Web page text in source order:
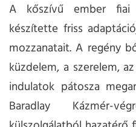
A kőszívű ember fiai
készítette friss
mozzanatait. A regény
küzdelem, a szerelem,
indulatok pátosza
Baradlay Kázmér-